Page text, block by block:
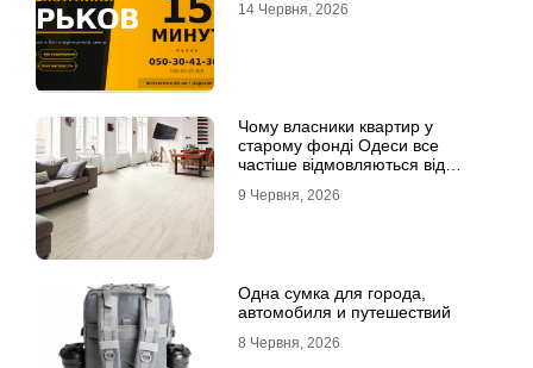
14 Червня, 2026
Чому власники квартир у
старому фонді Одеси все
частіше відмовляються від
9 Червня, 2026
Одна сумка для города,
автомобиля и путешествий
8 Червня, 2026